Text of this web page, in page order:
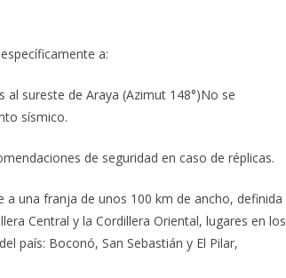
a:
sureste de Araya (Azimut 148°)No se
sísmico.
de seguridad en caso de réplicas.
a una franja de unos 100 km de ancho, definida
Central y la Cordillera Oriental, lugares en los
país: Boconó, San Sebastián y El Pilar,